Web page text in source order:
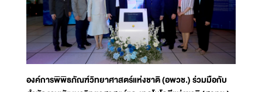
องค์การพิพิธภัณฑ์วิทยาศาสตร์แห่งชาติ (อพวช.) ร่วมมือกับ